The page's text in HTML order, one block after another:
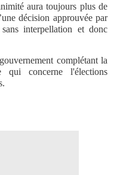
aura toujours plus de
décision approuvée par
interpellation et donc
complétant la
concerne l'élections